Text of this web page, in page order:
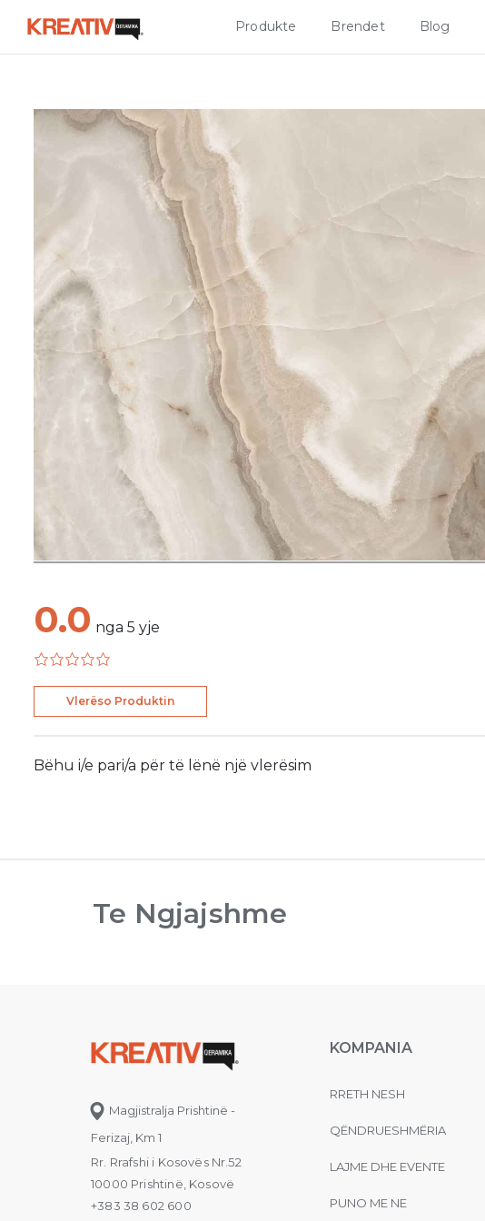
Produkte Brendet Blog
0.0 nga 5 yje
Vlerëso Produktin
Bëhu i/e pari/a për të lënë një vlerësim
Te Ngjajshme
Magjistralja Prishtinë -
Ferizaj, Km 1
Rr. Rrafshi i Kosovës Nr.52
10000 Prishtinë, Kosovë
+383 38 602 600
KOMPANIA
RRETH NESH
QËNDRUESHMËRIA
LAJME DHE EVENTE
PUNO ME NE